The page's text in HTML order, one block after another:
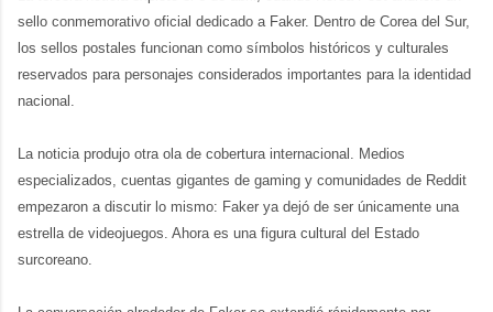
sello conmemorativo oficial dedicado a Faker. Dentro de Corea del Sur,
los sellos postales funcionan como símbolos históricos y culturales
reservados para personajes considerados importantes para la identidad
nacional.
La noticia produjo otra ola de cobertura internacional. Medios
especializados, cuentas gigantes de gaming y comunidades de Reddit
empezaron a discutir lo mismo: Faker ya dejó de ser únicamente una
estrella de videojuegos. Ahora es una figura cultural del Estado
surcoreano.